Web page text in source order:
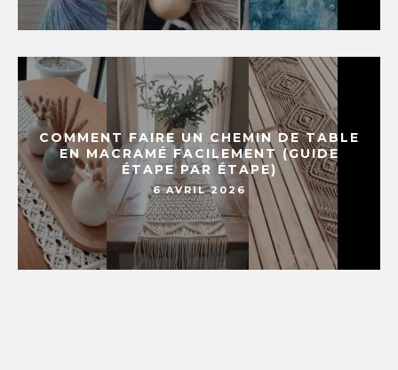
COMMENT FAIRE UN CHEMIN DE TABLE
EN MACRAMÉ FACILEMENT (GUIDE
ÉTAPE PAR ÉTAPE)
6 AVRIL 2026